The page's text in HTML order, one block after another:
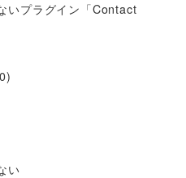
いプラグイン「Contact
い